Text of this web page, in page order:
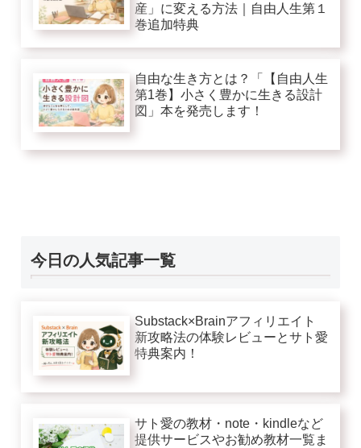
産」に変える方法｜自由人生第１
巻追加特典
自由な生き方とは？「【自由人生
第1巻】小さく豊かに生きる設計
図」本を発売します！
今日の人気記事一覧
Substack×Brainアフィリエイト
新攻略法の体験レビューとサト愛
特典案内！
サト愛の教材・note・kindleなど
提供サービスやお勧め教材一覧ま